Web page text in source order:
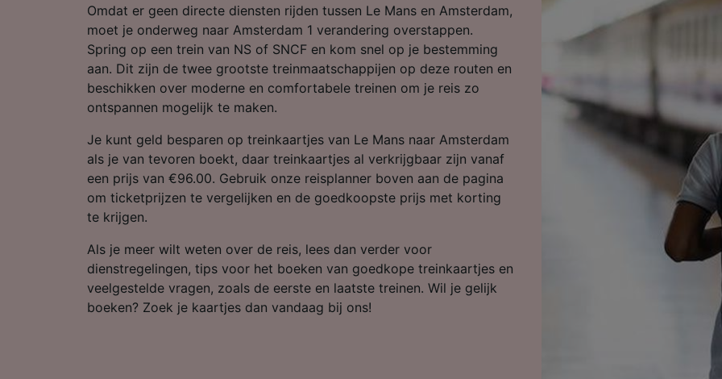
Omdat er geen directe diensten rijden tussen Le Mans en Amsterdam,
moet je onderweg naar Amsterdam 1 verandering overstappen.
Spring op een trein van NS of SNCF en kom snel op je bestemming
aan. Dit zijn de twee grootste treinmaatschappijen op deze routen en
beschikken over moderne en comfortabele treinen om je reis zo
ontspannen mogelijk te maken.
Je kunt geld besparen op treinkaartjes van Le Mans naar Amsterdam
als je van tevoren boekt, daar treinkaartjes al verkrijgbaar zijn vanaf
een prijs van €96.00. Gebruik onze reisplanner boven aan de pagina
om ticketprijzen te vergelijken en de goedkoopste prijs met korting
te krijgen.
Als je meer wilt weten over de reis, lees dan verder voor
dienstregelingen, tips voor het boeken van goedkope treinkaartjes en
veelgestelde vragen, zoals de eerste en laatste treinen. Wil je gelijk
boeken? Zoek je kaartjes dan vandaag bij ons!
Partnerlijst (derden)